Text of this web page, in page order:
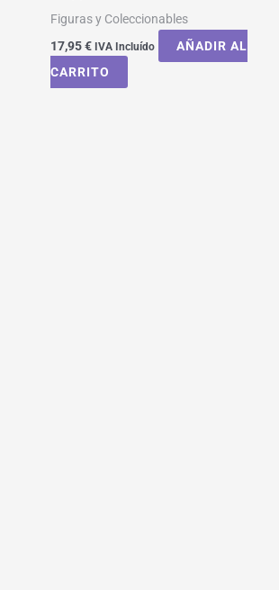
Figuras y Coleccionables
17,95€ IVA Incluído
AÑADIR AL
CARRITO